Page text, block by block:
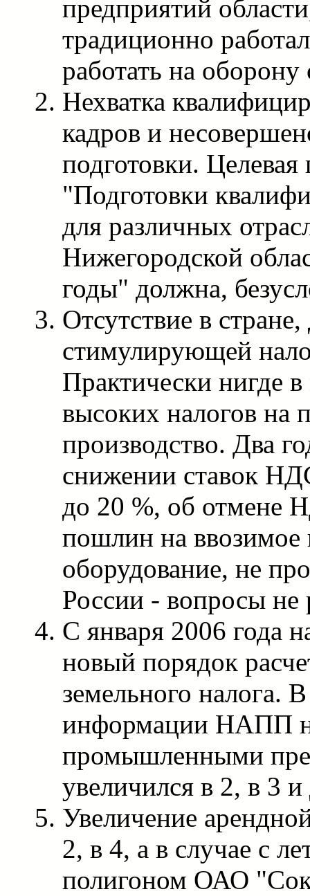
предприятий
традиционно
работать на оборону
Нехватка
кадров и
подготовки.
"Подготовки
для различных
Нижегородской
годы" должна,
Отсутствие в
стимулирующей
Практически нигде
высоких налогов на
производство. Два
снижении ставок
до 20 %, об отмене
пошлин на ввозимое
оборудование, не
России - вопросы
С января 2006 года
новый порядок
земельного налога.
информации НАПП
промышленными
увеличился в 2, в 3
Увеличение
2, в 4, а в случае с
полигоном ОАО